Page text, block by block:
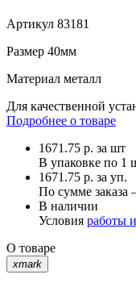
Артикул 83181
Размер 40мм
Материал металл
Для качественной
Подробнее о товаре
1671.75 р. за шт
В упаковке по 1
1671.75 р. за уп.
По сумме заказа
В наличии
Условия работы
О товаре
xmark